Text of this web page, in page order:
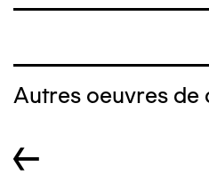
Autres oeuvres de
←